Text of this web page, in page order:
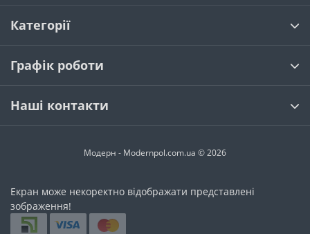
Classen Pool ML
Classen Mood WR
Категорії
Графік роботи
Наші контакти
Модерн - Modernpol.com.ua © 2026
Екран може некоректно відображати представлені
зображення!